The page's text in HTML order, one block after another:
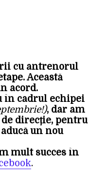
cu antrenorul
Această
acord.
în cadrul echipei
, dar am
direcție, pentru
un nou
mult succes în
.